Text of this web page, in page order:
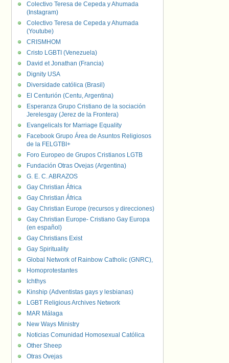
Colectivo Teresa de Cepeda y Ahumada
(Instagram)
Colectivo Teresa de Cepeda y Ahumada
(Youtube)
CRISMHOM
Cristo LGBTI (Venezuela)
David et Jonathan (Francia)
Dignity USA
Diversidade católica (Brasil)
El Centurión (Centu, Argentina)
Esperanza Grupo Cristiano de la sociación
Jerelesgay (Jerez de la Frontera)
Evangelicals for Marriage Equality
Facebook Grupo Área de Asuntos Religiosos
de la FELGTBI+
Foro Europeo de Grupos Cristianos LGTB
Fundación Otras Ovejas (Argentina)
G. E. C. ABRAZOS
Gay Christian África
Gay Christian África
Gay Christian Europe (recursos y direcciones)
Gay Christian Europe- Cristiano Gay Europa
(en español)
Gay Christians Exist
Gay Spirituality
Global Network of Rainbow Catholic (GNRC),
Homoprotestantes
Ichthys
Kinship (Adventistas gays y lesbianas)
LGBT Religious Archives Network
MAR Málaga
New Ways Ministry
Noticias Comunidad Homosexual Católica
Other Sheep
Otras Ovejas